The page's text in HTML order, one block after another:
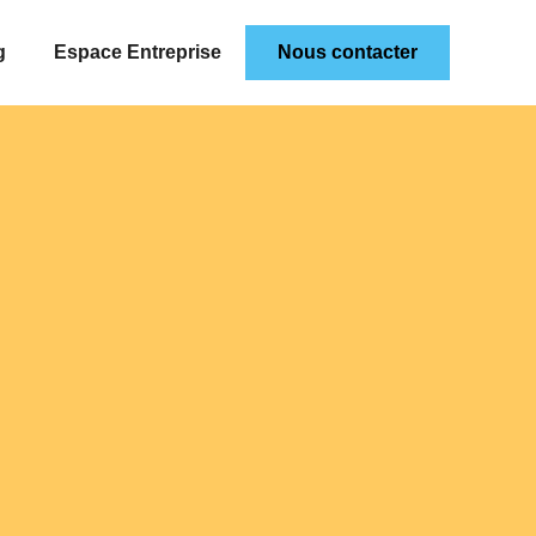
Espace Entreprise Nous contacter